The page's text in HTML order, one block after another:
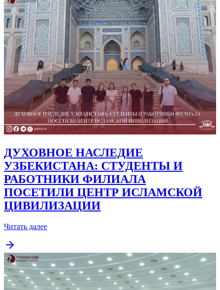
ДУХОВНОЕ НАСЛЕДИЕ
УЗБЕКИСТАНА: СТУДЕНТЫ И
РАБОТНИКИ ФИЛИАЛА
ПОСЕТИЛИ ЦЕНТР ИСЛАМСКОЙ
ЦИВИЛИЗАЦИИ
Читать далее